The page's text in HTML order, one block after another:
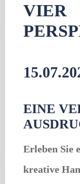
VIER
EINE
Erleben Sie
kreative